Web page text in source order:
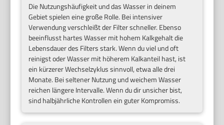
Die Nutzungshäufigkeit und das Wasser in deinem
Gebiet spielen eine große Rolle. Bei intensiver
Verwendung verschleißt der Filter schneller. Ebenso
beeinflusst hartes Wasser mit hohem Kalkgehalt die
Lebensdauer des Filters stark. Wenn du viel und oft
reinigst oder Wasser mit höherem Kalkanteil hast, ist
ein kürzerer Wechselzyklus sinnvoll, etwa alle drei
Monate. Bei seltener Nutzung und weichem Wasser
reichen längere Intervalle. Wenn du dir unsicher bist,
sind halbjährliche Kontrollen ein guter Kompromiss.